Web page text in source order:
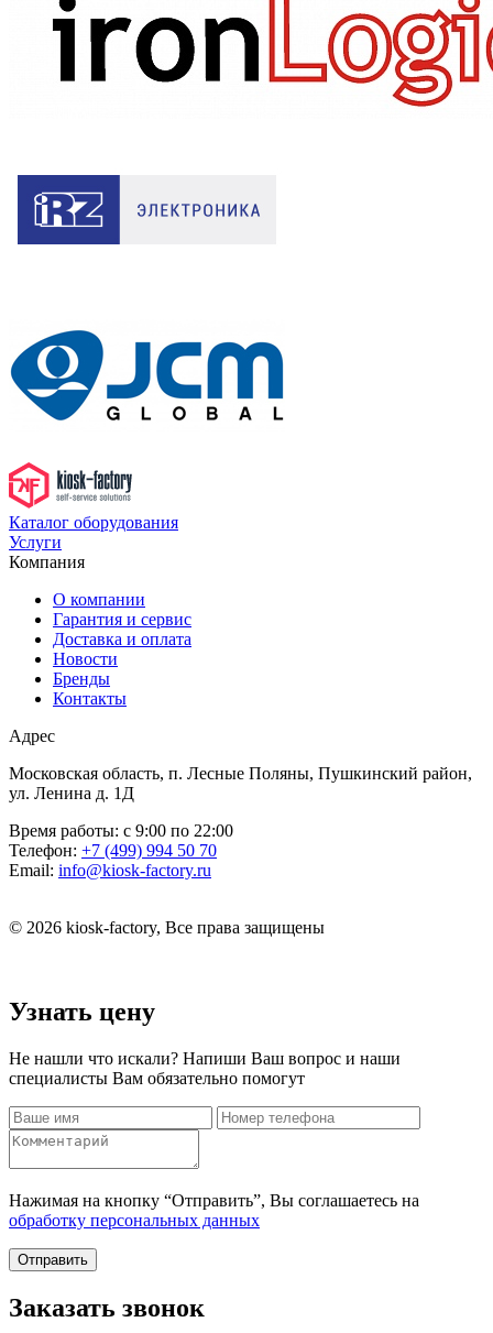
Каталог оборудования
Услуги
Компания
О компании
Гарантия и сервис
Доставка и оплата
Новости
Бренды
Контакты
Адрес
Московская область, п. Лесные Поляны, Пушкинский район,
ул. Ленина д. 1Д
Время работы: с 9:00 по 22:00
Телефон: +7 (499) 994 50 70
Email: info@kiosk-factory.ru
© 2026 kiosk-factory, Все права защищены
Узнать цену
Не нашли что искали? Напиши Ваш вопрос и наши
специалисты Вам обязательно помогут
Нажимая на кнопку “Отправить”, Вы соглашаетесь на
обработку персональных данных
Отправить
Заказать звонок